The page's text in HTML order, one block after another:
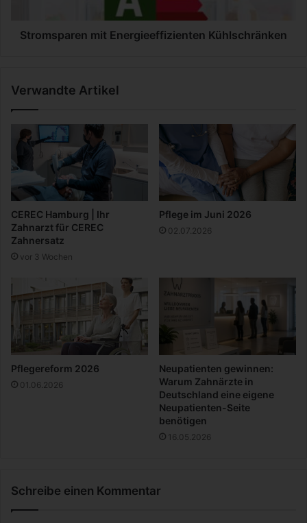
t
e
f
f
z
n
K
ü
n
k
Stromsparen mit Energieeffizienten Kühlschränken
Verwandte Artikel
CEREC Hamburg | Ihr
Zahnarzt für CEREC
Zahnersatz
vor 3 Wochen
Pflege im Juni 2026
02.07.2026
Pflegereform 2026
01.06.2026
Neupatienten gewinnen:
Warum Zahnärzte in
Deutschland eine eigene
Neupatienten-Seite
benötigen
16.05.2026
Schreibe einen Kommentar